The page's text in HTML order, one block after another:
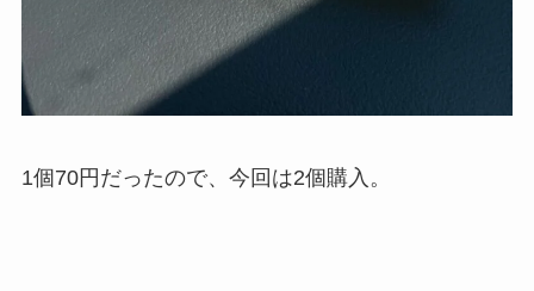
1個70円だったので、今回は2個購入。